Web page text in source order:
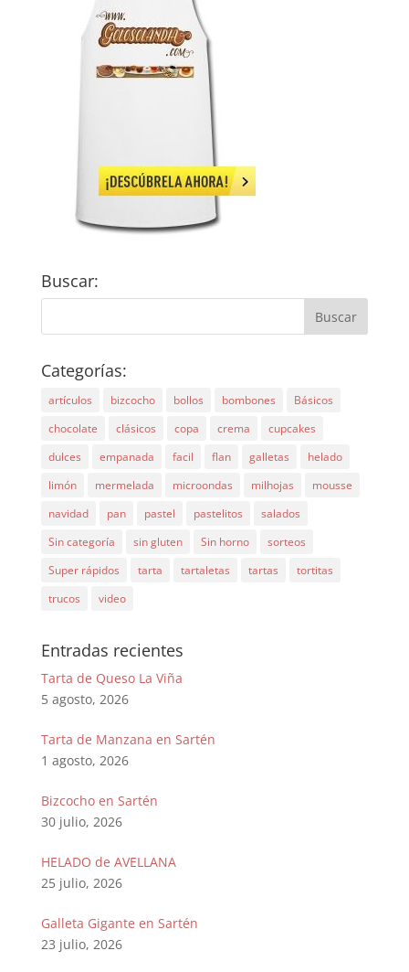
Buscar:
Categorías:
artículos bizcocho bollos bombones
Básicos
chocolate
clásicos copa crema
cupcakes
dulces
empanada facil flan galletas
helado
limón
mermelada microondas milhojas
mousse
navidad
pan pastel pastelitos
salados
Sin categoría
sin gluten Sin horno
sorteos
Super rápidos
tarta tartaletas tartas
tortitas
trucos
video
Entradas recientes
Tarta de Queso La Viña
5 agosto, 2026
Tarta de Manzana en Sartén
1 agosto, 2026
Bizcocho en Sartén
30 julio, 2026
HELADO de AVELLANA
25 julio, 2026
Galleta Gigante en Sartén
23 julio, 2026